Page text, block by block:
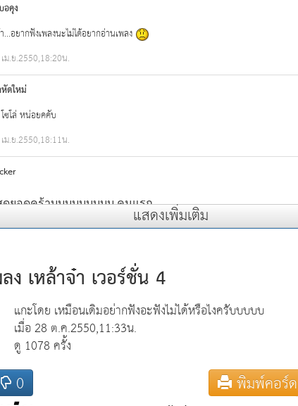
อคุง
...อยากฟังเพลงนะไม่ได้อยากอ่านเพลง
ม.ย.2550,18:20น.
ดใหม่
ซโล่ หน่อยคคับ
ม.ย.2550,18:11น.
สุดยอดคร้าบบบบบบบบบ คนแรก
เนียนมากเพลงนี้ มันสุดๆ
ก.ย.2549,04:10น.
แสดงเพิ่มเติม
ง เหล้าจ๋า เวอร์ชั่น 4
แกะโดย เหมือนเดิมอย่ากฟังอะฟังไม่ได้หรือไงครับบบบบ
เมื่อ 28 ต.ค.2550,11:33น.
ดู 1078 ครั้ง
0 พิมพ์คอร์ด